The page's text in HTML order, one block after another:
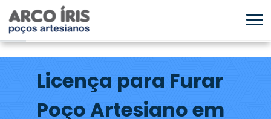
Licença para Furar
Poço Artesiano em